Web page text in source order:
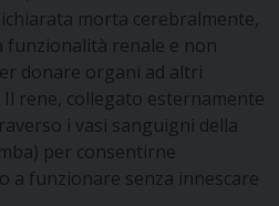
morta cerebralmente,
funzionalità renale e non
donare organi ad altri
rene, collegato esternamente
i vasi sanguigni della
per consentirne
a funzionare senza innescare